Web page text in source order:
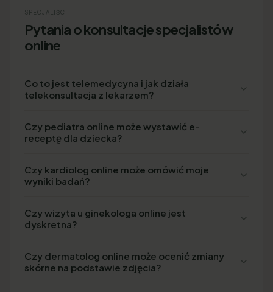
SPECJALIŚCI
Pytania o konsultacje specjalistów
online
Co to jest telemedycyna i jak działa
telekonsultacja z lekarzem?
Czy pediatra online może wystawić e-
receptę dla dziecka?
Czy kardiolog online może omówić moje
wyniki badań?
Czy wizyta u ginekologa online jest
dyskretna?
Czy dermatolog online może ocenić zmiany
skórne na podstawie zdjęcia?